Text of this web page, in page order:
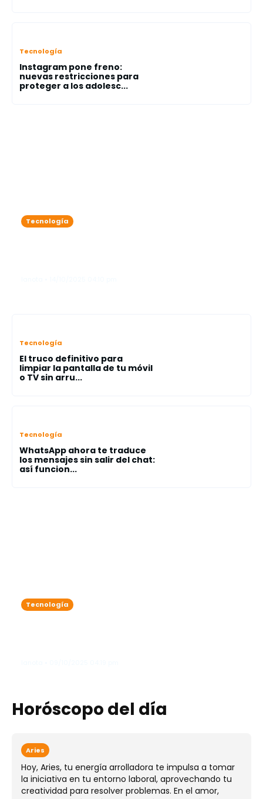
Tecnología
Instagram pone freno:
nuevas restricciones para
proteger a los adolesc...
Tecnología
Tecnología
El truco definitivo para
limpiar la pantalla de tu móvil
o TV sin arru...
Tecnología
WhatsApp ahora te traduce
los mensajes sin salir del chat:
así funcion...
Tecnología
Horóscopo del día
Aries
Hoy, Aries, tu energía arrolladora te impulsa a tomar
la iniciativa en tu entorno laboral, aprovechando tu
creatividad para resolver problemas. En el amor,